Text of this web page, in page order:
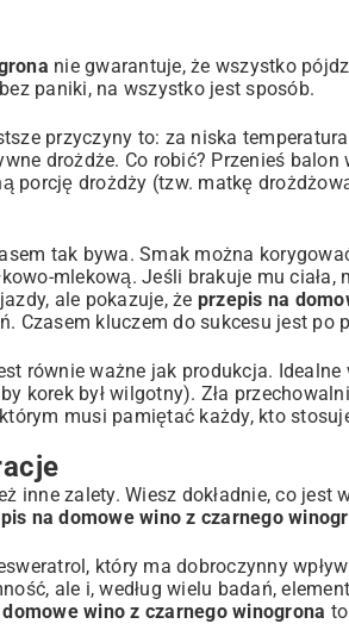
nie gwarantuje, że wszystko
paniki, na wszystko jest sposób.
przyczyny to: za niska
drożdże. Co robić? Przenieś balon
porcję drożdży (tzw. matkę
tak bywa. Smak można
mlekową. Jeśli brakuje mu ciała,
ale pokazuje, że przepis na
kluczem do sukcesu jest po
równie ważne jak produkcja. Idealne
korek był wilgotny). Zła
musi pamiętać każdy, kto
inne zalety. Wiesz dokładnie, co jest
na domowe wino z czarnego
który ma dobroczynny
ale i, według wielu badań,
wino z czarnego winogrona